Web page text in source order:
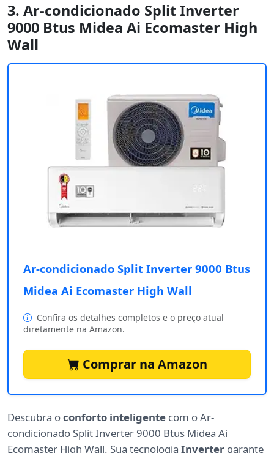
3. Ar-condicionado Split Inverter
9000 Btus Midea Ai Ecomaster High
Wall
Ar-condicionado Split Inverter 9000 Btus
Midea Ai Ecomaster High Wall
Confira os detalhes completos e o preço atual
diretamente na Amazon.
Comprar na Amazon
Descubra oconforto inteligente com o Ar-
condicionado Split Inverter 9000 Btus Midea Ai
Ecomaster High Wall. Sua tecnologia Inverter garante